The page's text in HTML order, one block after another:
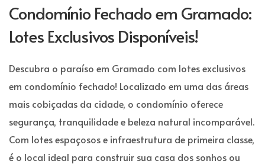
Condomínio Fechado em Gramado:
Lotes Exclusivos Disponíveis!
Descubra o paraíso em Gramado com lotes exclusivos
em condomínio fechado! Localizado em uma das áreas
mais cobiçadas da cidade, o condomínio oferece
segurança, tranquilidade e beleza natural incomparável.
Com lotes espaçosos e infraestrutura de primeira classe,
é o local ideal para construir sua casa dos sonhos ou